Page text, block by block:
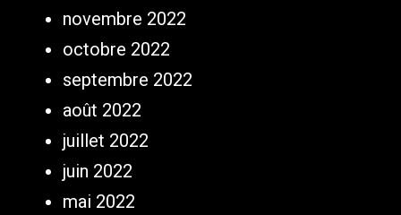
novembre 2022
octobre 2022
septembre 2022
août 2022
juillet 2022
juin 2022
mai 2022